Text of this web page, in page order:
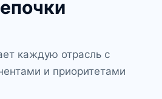
каждую отрасль с
и приоритетами